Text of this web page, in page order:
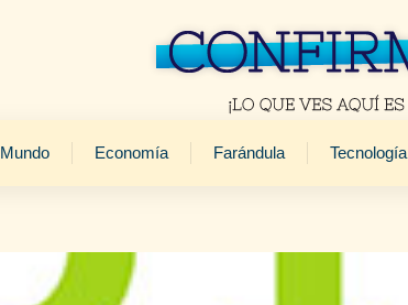
Mundo Economía Farándula Tecnología